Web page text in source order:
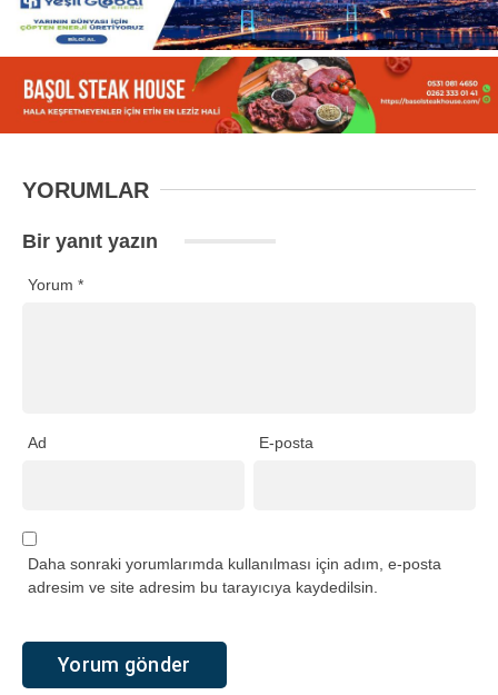
YORUMLAR
Bir yanıt yazın
Yorum *
Ad E-posta
Daha sonraki yorumlarımda kullanılması için adım, e-posta
adresim ve site adresim bu tarayıcıya kaydedilsin.